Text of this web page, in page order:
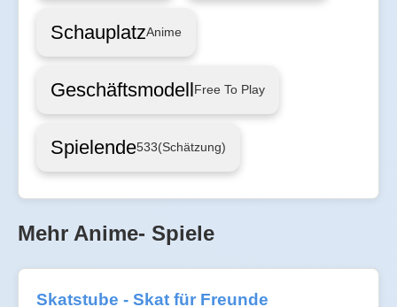
SchauplatzAnime
GeschäftsmodellFree To Play
Spielende533(Schätzung)
Mehr Anime- Spiele
Skatstube - Skat für Freunde